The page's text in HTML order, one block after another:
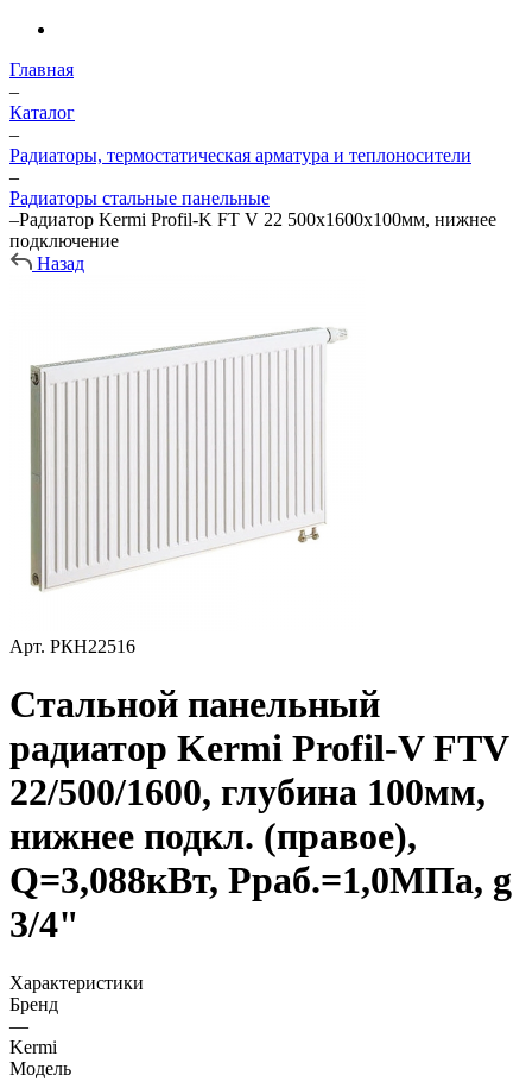
Главная
–
Каталог
–
Радиаторы, термостатическая арматура и теплоносители
–
Радиаторы стальные панельные
–Радиатор Kermi Profil-K FT V 22 500х1600х100мм, нижнее
подключение
Назад
Арт. РКН22516
Стальной панельный
радиатор Kermi Profil-V FTV
22/500/1600, глубина 100мм,
нижнее подкл. (правое),
Q=3,088кВт, Рраб.=1,0МПа, g
3/4"
Характеристики
Бренд
—
Kermi
Модель